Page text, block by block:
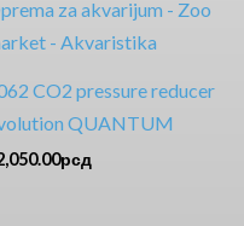
CO2 pressure reducer
QUANTUM
рсд